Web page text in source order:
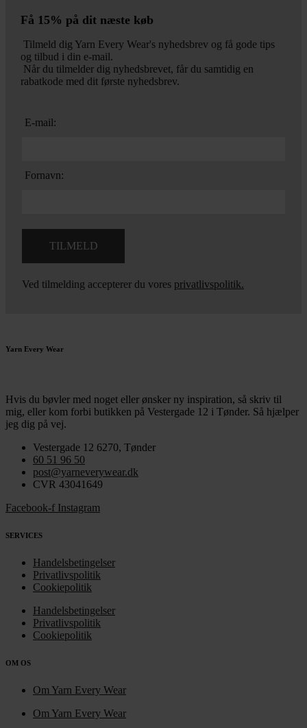
Få 15% på dit næste køb
Tilmeld dig Yarn Every Wear's nyhedsbrev og få gode tips
og tilbud i din e-mail.
Når du tilmelder dig nyhedsbrevet, får du samtidig en
rabatkode med dit første nyhedsbrev.
E-mail:
Fornavn:
Ved tilmelding accepterer du vores privatlivspolitik.
Yarn Every Wear
Hvis du bøvler med noget eller ønsker ny inspiration, så skriv til
mig, eller kom forbi butikken på Vestergade 12 i Tønder. Så hjælper
jeg dig på vej.
Vestergade 12 6270, Tønder
60 51 96 50
post@yarneverywear.dk
CVR 43041649
Facebook-f Instagram
SERVICES
Handelsbetingelser
Privatlivspolitik
Cookiepolitik
Handelsbetingelser
Privatlivspolitik
Cookiepolitik
OM OS
Om Yarn Every Wear
Om Yarn Every Wear